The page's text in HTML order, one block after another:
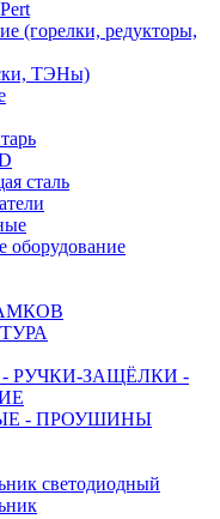
(горелки, редукторы,
ТЭНы)
сталь
оборудование
РУЧКИ-ЗАЩЁЛКИ -
- ПРОУШИНЫ
светодиодный